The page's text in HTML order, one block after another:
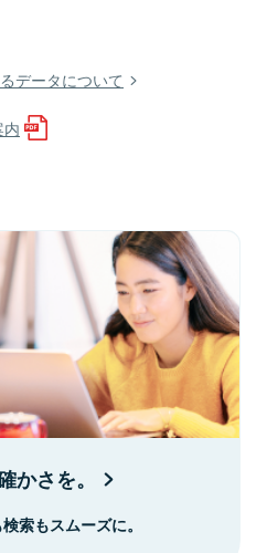
データについて
かさを。
索もスムーズに。